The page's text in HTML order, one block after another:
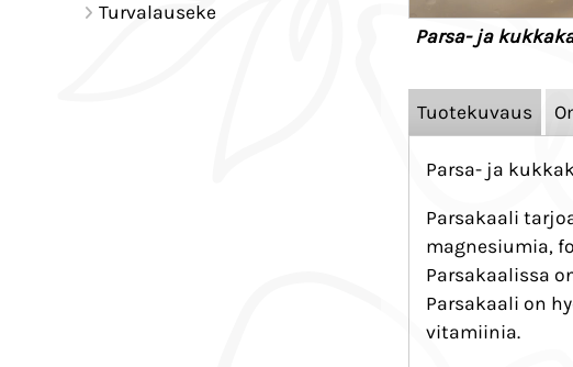
Turvalauseke
Parsa- ja
Tuotekuvaus
Parsa- ja
Parsakaali
magnesiumia,
Parsakaalissa
Parsakaali on
vitamiinia.